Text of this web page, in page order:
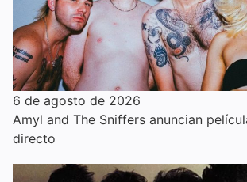
6 de agosto de 2026
Amyl and The Sniffers anuncian
directo